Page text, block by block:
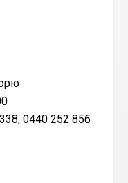
0440 252 856